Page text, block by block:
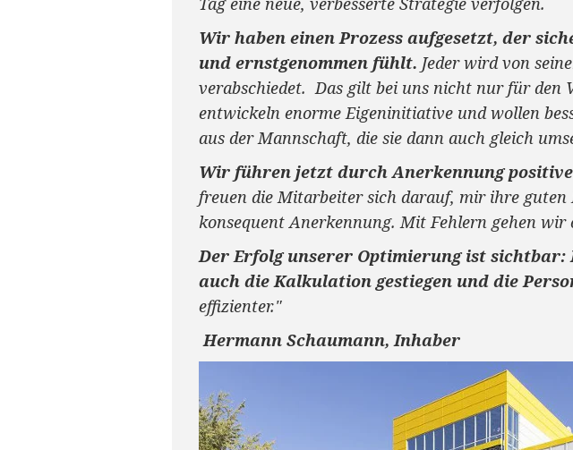
Wir haben einen Prozess aufgesetzt, der
und ernstgenommen fühlt. Jeder wird von
verabschiedet. Das gilt bei uns nicht nur für den
entwickeln enorme Eigeninitiative und wollen
aus der Mannschaft, die sie dann auch gleich
Wir führen jetzt durch Anerkennung
freuen die Mitarbeiter sich darauf, mir ihre guten
konsequent Anerkennung. Mit Fehlern gehen wir
Der Erfolg unserer Optimierung ist sichtbar:
auch die Kalkulation gestiegen und die
effizienter."
Hermann Schaumann, Inhaber